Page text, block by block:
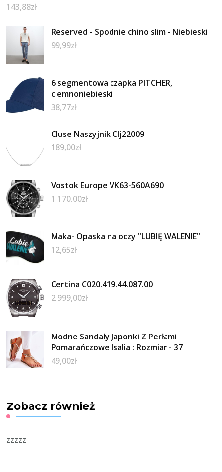
143,88zł
Reserved - Spodnie chino slim - Niebieski
99,99zł
6 segmentowa czapka PITCHER,
ciemnoniebieski
38,77zł
Cluse Naszyjnik Clj22009
189,00zł
Vostok Europe VK63-560A690
1 170,00zł
Maka- Opaska na oczy "LUBIĘ WALENIE"
12,65zł
Certina C020.419.44.087.00
2 999,00zł
Modne Sandały Japonki Z Perłami
Pomarańczowe Isalia : Rozmiar - 37
49,00zł
Zobacz również
zzzzz